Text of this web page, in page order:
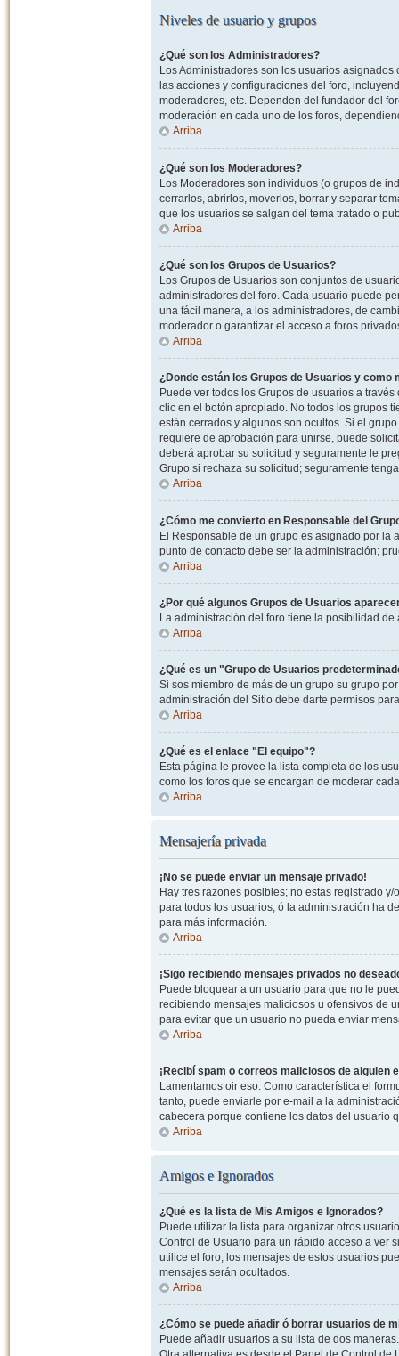
Niveles de usuario y grupos
¿Qué son los Administradores?
Los Administradores son los usuarios
las acciones y configuraciones del foro,
moderadores, etc. Dependen del fundador del
moderación en cada uno de los foros,
Arriba
¿Qué son los Moderadores?
Los Moderadores son individuos (o grupos de
cerrarlos, abrirlos, moverlos, borrar y separar
que los usuarios se salgan del tema tratado o
Arriba
¿Qué son los Grupos de Usuarios?
Los Grupos de Usuarios son conjuntos de
administradores del foro. Cada usuario puede
una fácil manera, a los administradores, de
moderador o garantizar el acceso a foros
Arriba
¿Donde están los Grupos de Usuarios y como
Puede ver todos los Grupos de usuarios a
clic en el botón apropiado. No todos los grupos
están cerrados y algunos son ocultos. Si el
requiere de aprobación para unirse, puede
deberá aprobar su solicitud y seguramente le
Grupo si rechaza su solicitud; seguramente
Arriba
¿Cómo me convierto en Responsable del
El Responsable de un grupo es asignado por la
punto de contacto debe ser la administración;
Arriba
¿Por qué algunos Grupos de Usuarios
La administración del foro tiene la posibilidad
Arriba
¿Qué es un "Grupo de Usuarios
Si sos miembro de más de un grupo su grupo
administración del Sitio debe darte permisos
Arriba
¿Qué es el enlace "El equipo"?
Esta página le provee la lista completa de los
como los foros que se encargan de moderar
Arriba
Mensajería privada
¡No se puede enviar un mensaje privado!
Hay tres razones posibles; no estas registrado
para todos los usuarios, ó la administración ha
para más información.
Arriba
¡Sigo recibiendo mensajes privados no
Puede bloquear a un usuario para que no le
recibiendo mensajes maliciosos u ofensivos de
para evitar que un usuario no pueda enviar
Arriba
¡Recibí spam o correos maliciosos de alguien
Lamentamos oir eso. Como característica el
tanto, puede enviarle por e-mail a la
cabecera porque contiene los datos del usuario
Arriba
Amigos e Ignorados
¿Qué es la lista de Mis Amigos e Ignorados?
Puede utilizar la lista para organizar otros
Control de Usuario para un rápido acceso a ver
utilice el foro, los mensajes de estos usuarios
mensajes serán ocultados.
Arriba
¿Cómo se puede añadir ó borrar usuarios de
Puede añadir usuarios a su lista de dos